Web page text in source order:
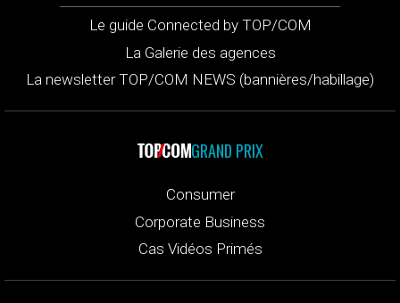
Le guide Connected by TOP/COM
La Galerie des agences
La newsletter TOP/COM NEWS (bannières/habillage)
GRAND PRIX
Consumer
Corporate Business
Cas Vidéos Primés